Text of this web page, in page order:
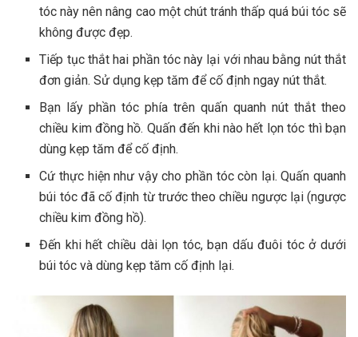
tóc này nên nâng cao một chút tránh thấp quá búi tóc sẽ
không được đẹp.
Tiếp tục thắt hai phần tóc này lại với nhau bằng nút thắt
đơn giản. Sử dụng kẹp tăm để cố định ngay nút thắt.
Bạn lấy phần tóc phía trên quấn quanh nút thắt theo
chiều kim đồng hồ. Quấn đến khi nào hết lọn tóc thì bạn
dùng kẹp tăm để cố định.
Cứ thực hiện như vậy cho phần tóc còn lại. Quấn quanh
búi tóc đã cố định từ trước theo chiều ngược lại (ngược
chiều kim đồng hồ).
Đến khi hết chiều dài lọn tóc, bạn dấu đuôi tóc ở dưới
búi tóc và dùng kẹp tăm cố định lại.